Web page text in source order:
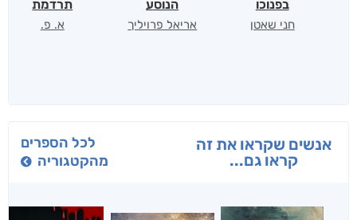
בפנוכו
חני שאטן
הנוסע
אריאל פרויליך
תרדמת
א. פ.
אנשים שקראו את זה
קראו גם...
לכל הספרים
מהקטגוריה